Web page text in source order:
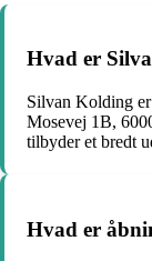
Hvad er
Silvan Kolding
Mosevej 1B,
tilbyder et bredt
Hvad er